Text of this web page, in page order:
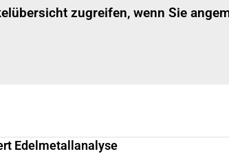
zugreifen, wenn Sie
Edelmetallanalyse